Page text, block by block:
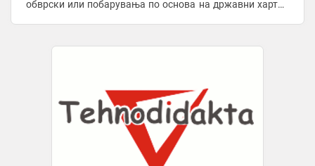
обврски или побарувања по основа на државни хартии